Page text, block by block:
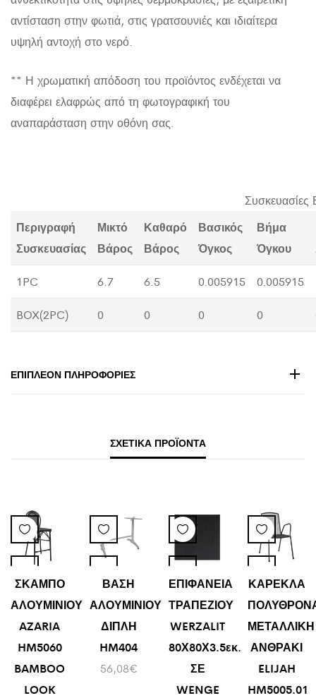
αντίσταση στην φωτιά, στις γρατσουνιές και ιδιαίτερα
υψηλή αντοχή στο νερό.
** Η χρωματική απόδοση του προϊόντος ενδέχεται να
διαφέρει ελαφρώς από τη φωτογραφική του
αναπαράσταση στην οθόνη σας.
Συσκευασίες
Περιγραφή
Συσκευασίας
Μικτό
Βάρος
Καθαρό
Βάρος
Βασικός
Όγκος
Βήμα
Όγκου
1PC 6.7 6.5 0.005915 0.005915
BOX(2PC) 0 0 0 0
ΕΠΙΠΛΈΟΝ ΠΛΗΡΟΦΟΡΊΕΣ
ΣΧΕΤΙΚΆ ΠΡΟΪΌΝΤΑ
ΣΚΑΜΠΟ
ΑΛΟΥΜΙΝΙΟΥ
AZARIA
HM5060
BAMBOO
LOOK
ΒΑΣΗ
ΑΛΟΥΜΙΝΙΟΥ
ΔΙΠΛΗ
HM404
56,08€
ΕΠΙΦΑΝΕΙΑ
ΤΡΑΠΕΖΙΟΥ
WERZALIT
80Χ80Χ3.5εκ.
ΣΕ
WENGE
ΚΑΡΕΚΛΑ
ΜΕΤΑΛΛΙΚΗ
ΑΝΘΡΑΚΙ
ELIJAH
HM5005.01